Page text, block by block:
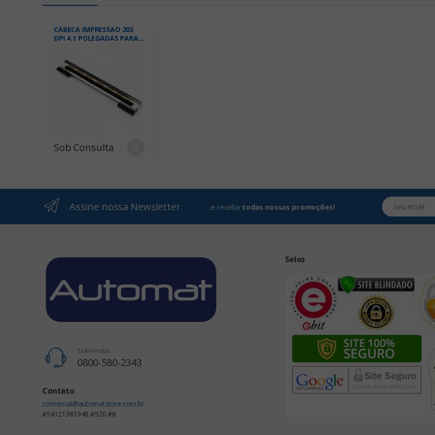
CABECA IMPRESSAO 203
DPI 4.1 POLEGADAS PARA
Sob Consulta
Assine nossa Newsletter ...e receba todas nossas promoções!
Seu email
Televendas
0800-580-2343
Contato
comercial@automatstore.com.br
#54121381948 #520 #8
Selos